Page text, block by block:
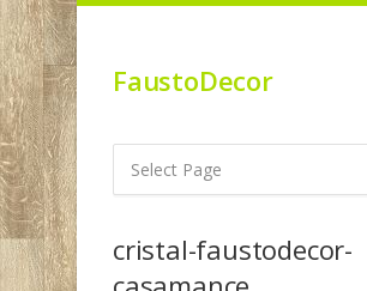
FaustoDecor
cristal-faustodecor-